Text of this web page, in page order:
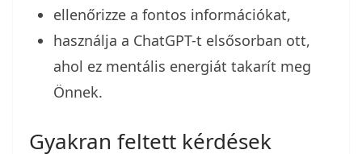
ellenőrizze a fontos információkat,
használja a ChatGPT-t elsősorban ott,
ahol ez mentális energiát takarít meg
Önnek.
Gyakran feltett kérdések